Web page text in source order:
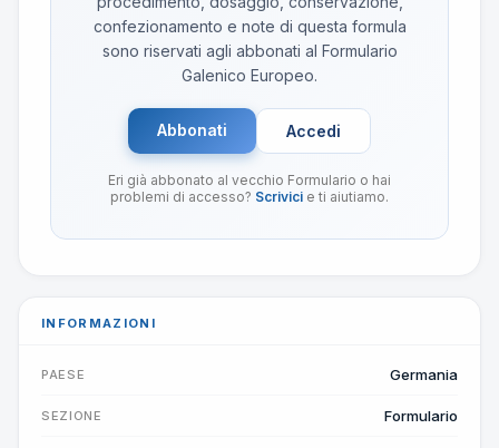
confezionamento e note di questa formula
sono riservati agli abbonati al Formulario
Galenico Europeo.
Abbonati Accedi
Eri già abbonato al vecchio Formulario o hai
problemi di accesso? Scrivici e ti aiutiamo.
INFORMAZIONI
PAESE Germania
SEZIONE Formulario